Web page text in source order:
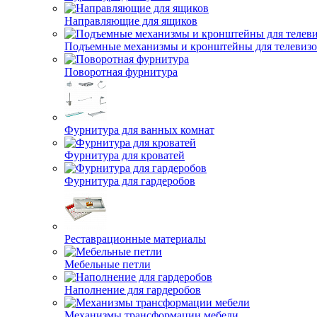
Направляющие для ящиков
Подъемные механизмы и кронштейны для
Поворотная фурнитура
Фурнитура для ванных комнат
Фурнитура для кроватей
Фурнитура для гардеробов
Реставрационные материалы
Мебельные петли
Наполнение для гардеробов